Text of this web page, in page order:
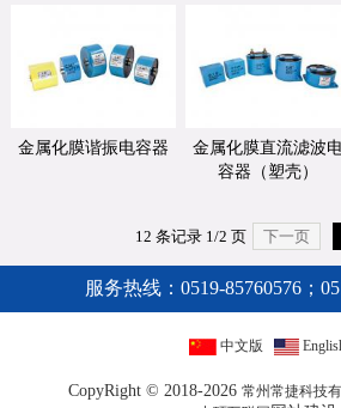
金属化膜谐振电容器
金属化膜直流滤波
容器（塑壳）
12 条记录 1/2 页 下一页
服务热线： 0519-85760576；
中文版
CopyRight © 2018-2026常州常捷科技